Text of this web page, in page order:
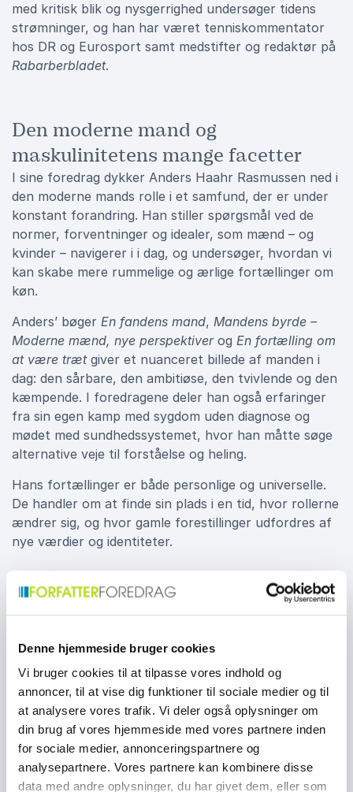
Denne hjemmeside bruger cookies
Vi bruger cookies til at tilpasse vores indhold og
annoncer, til at vise dig funktioner til sociale medier og til
at analysere vores trafik. Vi deler også oplysninger om
din brug af vores hjemmeside med vores partnere inden
for sociale medier, annonceringspartnere og
analysepartnere. Vores partnere kan kombinere disse
data med andre oplysninger, du har givet dem, eller som
med kritisk blik og nysgerrighed undersøger tidens
strømninger, og han har været tenniskommentator
hos DR og Eurosport samt medstifter og redaktør på
Rabarberbladet.
Den moderne mand og
maskulinitetens mange facetter
I sine foredrag dykker Anders Haahr Rasmussen ned i
den moderne mands rolle i et samfund, der er under
konstant forandring. Han stiller spørgsmål ved de
normer, forventninger og idealer, som mænd – og
kvinder – navigerer i i dag, og undersøger, hvordan vi
kan skabe mere rummelige og ærlige fortællinger om
køn.
Anders’ bøger En fandens mand, Mandens byrde –
Moderne mænd, nye perspektiverog En fortælling om
at være trætgiver et nuanceret billede af manden i
dag: den sårbare, den ambitiøse, den tvivlende og den
kæmpende. I foredragene deler han også erfaringer
fra sin egen kamp med sygdom uden diagnose og
mødet med sundhedssystemet, hvor han måtte søge
alternative veje til forståelse og heling.
Hans fortællinger er både personlige og universelle.
De handler om at finde sin plads i en tid, hvor rollerne
ændrer sig, og hvor gamle forestillinger udfordres af
nye værdier og identiteter.
Ærlighed, indsigt og engagement
taler fra hjertet og til hjernen. Han formår at skabe
et rum, hvor publikum tør tænke med, grine og
reflektere. Med humor, selvironi og sproglig præcision
gør han selv komplekse temaer levende og
vedkommende.
Hans foredrag appellerer både til virksomheder,
uddannelsesinstitutioner og offentlige organisationer,